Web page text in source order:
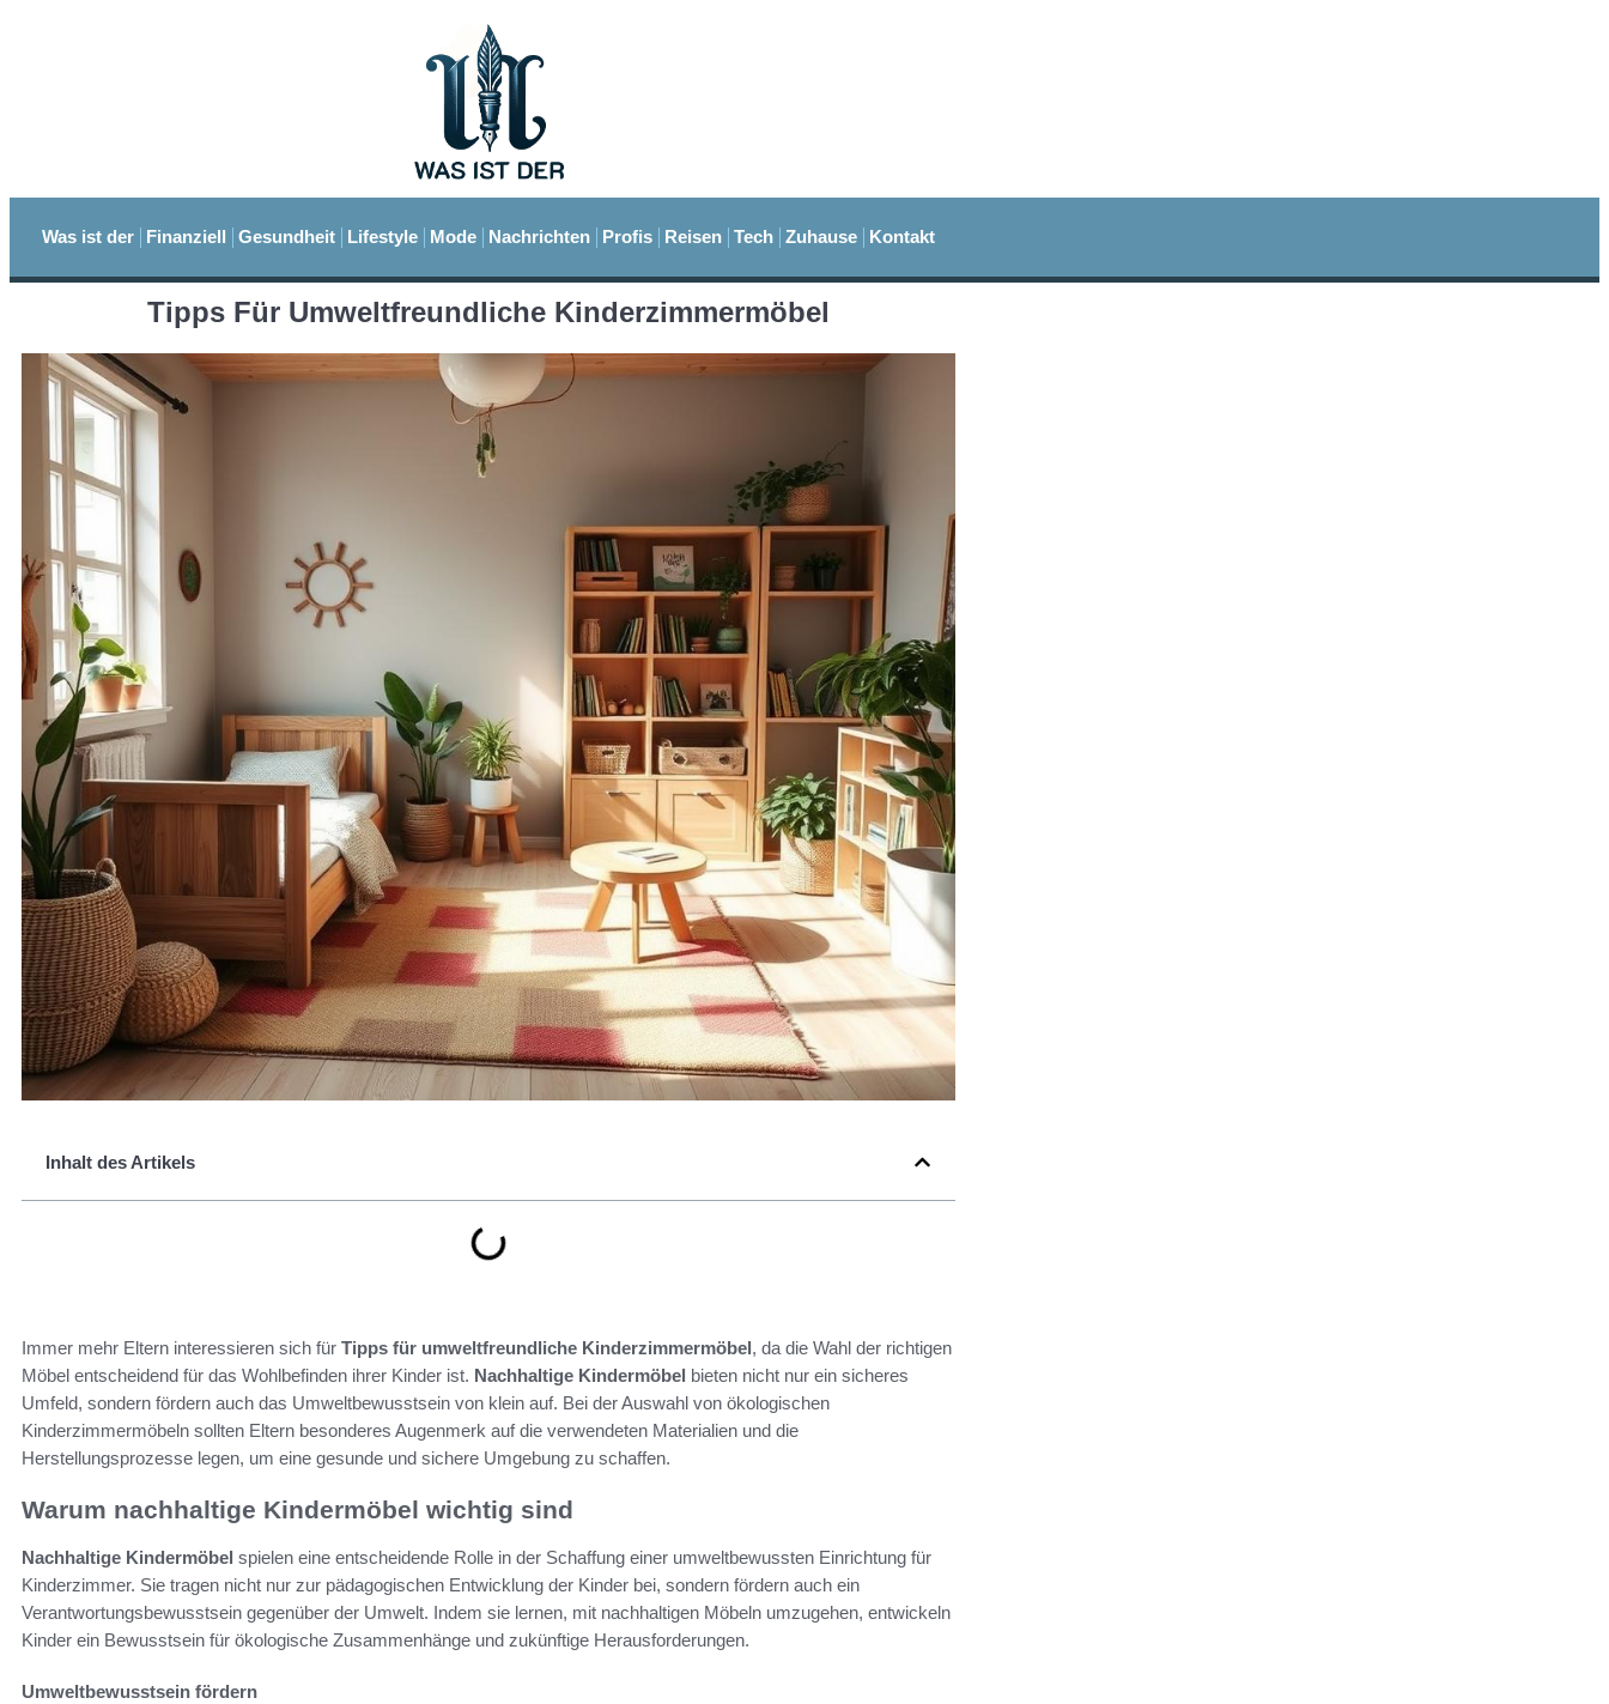
Was ist der Finanziell Gesundheit Lifestyle Mode Nachrichten Profis Reisen Tech Zuhause Kontakt
Tipps Für Umweltfreundliche Kinderzimmermöbel
Inhalt des Artikels
Immer mehr Eltern interessieren sich für Tipps für umweltfreundliche Kinderzimmermöbel, da die Wahl der richtigen
Möbel entscheidend für das Wohlbefinden ihrer Kinder ist. Nachhaltige Kindermöbel bieten nicht nur ein sicheres
Umfeld, sondern fördern auch das Umweltbewusstsein von klein auf. Bei der Auswahl von ökologischen
Kinderzimmermöbeln sollten Eltern besonderes Augenmerk auf die verwendeten Materialien und die
Herstellungsprozesse legen, um eine gesunde und sichere Umgebung zu schaffen.
Warum nachhaltige Kindermöbel wichtig sind
Nachhaltige Kindermöbel spielen eine entscheidende Rolle in der Schaffung einer umweltbewussten Einrichtung für
Kinderzimmer. Sie tragen nicht nur zur pädagogischen Entwicklung der Kinder bei, sondern fördern auch ein
Verantwortungsbewusstsein gegenüber der Umwelt. Indem sie lernen, mit nachhaltigen Möbeln umzugehen, entwickeln
Kinder ein Bewusstsein für ökologische Zusammenhänge und zukünftige Herausforderungen.
Umweltbewusstsein fördern